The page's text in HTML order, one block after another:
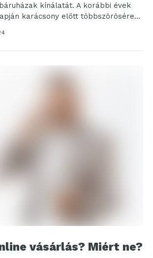
kínálatát. A korábbi évek
karácsony előtt többszörösére
vásárlás? Miért ne?